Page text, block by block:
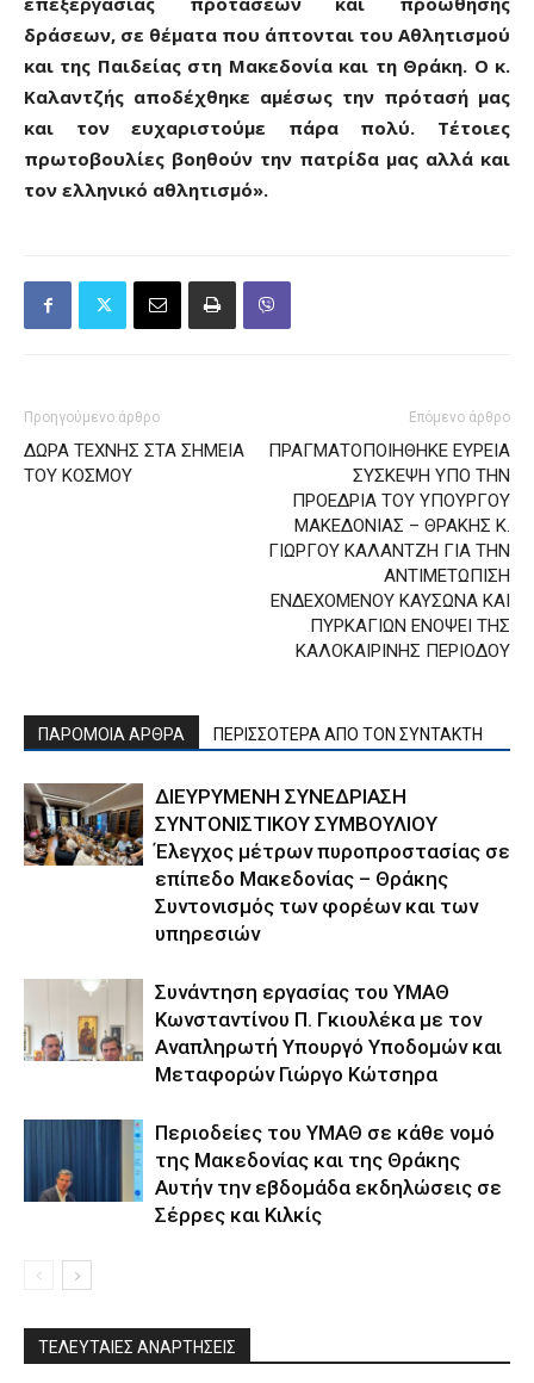
δράσεων, σε θέματα που άπτονται του Αθλητισμού
και της Παιδείας στη Μακεδονία και τη Θράκη. Ο κ.
Καλαντζής αποδέχθηκε αμέσως την πρότασή μας
και τον ευχαριστούμε πάρα πολύ. Τέτοιες
πρωτοβουλίες βοηθούν την πατρίδα μας αλλά και
τον ελληνικό αθλητισμό».
Προηγούμενο άρθρο
ΔΩΡΑ ΤΕΧΝΗΣ ΣΤΑ ΣΗΜΕΙΑ
ΤΟΥ ΚΟΣΜΟΥ
Επόμενο άρθρο
ΠΡΑΓΜΑΤΟΠΟΙΗΘΗΚΕ ΕΥΡΕΙΑ
ΣΥΣΚΕΨΗ ΥΠΟ ΤΗΝ
ΠΡΟΕΔΡΙΑ ΤΟΥ ΥΠΟΥΡΓΟΥ
ΜΑΚΕΔΟΝΙΑΣ – ΘΡΑΚΗΣ Κ.
ΓΙΩΡΓΟΥ ΚΑΛΑΝΤΖΗ ΓΙΑ ΤΗΝ
ΑΝΤΙΜΕΤΩΠΙΣΗ
ΕΝΔΕΧΟΜΕΝΟΥ ΚΑΥΣΩΝΑ ΚΑΙ
ΠΥΡΚΑΓΙΩΝ ΕΝΟΨΕΙ ΤΗΣ
ΚΑΛΟΚΑΙΡΙΝΗΣ ΠΕΡΙΟΔΟΥ
ΠΑΡΟΜΟΙΑ ΑΡΘΡΑ ΠΕΡΙΣΣΟΤΕΡΑ ΑΠΟ ΤΟΝ ΣΥΝΤΑΚΤΗ
ΔΙΕΥΡΥΜΕΝΗ ΣΥΝΕΔΡΙΑΣΗ
ΣΥΝΤΟΝΙΣΤΙΚΟΥ ΣΥΜΒΟΥΛΙΟΥ
Έλεγχος μέτρων πυροπροστασίας σε
επίπεδο Μακεδονίας – Θράκης
Συντονισμός των φορέων και των
υπηρεσιών
Συνάντηση εργασίας του ΥΜΑΘ
Κωνσταντίνου Π. Γκιουλέκα με τον
Αναπληρωτή Υπουργό Υποδομών και
Μεταφορών Γιώργο Κώτσηρα
Περιοδείες του ΥΜΑΘ σε κάθε νομό
της Μακεδονίας και της Θράκης
Αυτήν την εβδομάδα εκδηλώσεις σε
Σέρρες και Κιλκίς
ΤΕΛΕΥΤΑΙΕΣ ΑΝΑΡΤΗΣΕΙΣ